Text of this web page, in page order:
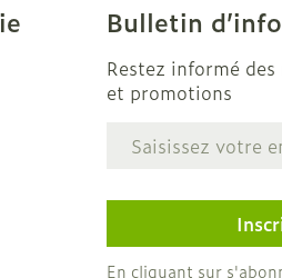
Bulletin
Restez informé
et promotions
Adresse mail
En cliquant sur